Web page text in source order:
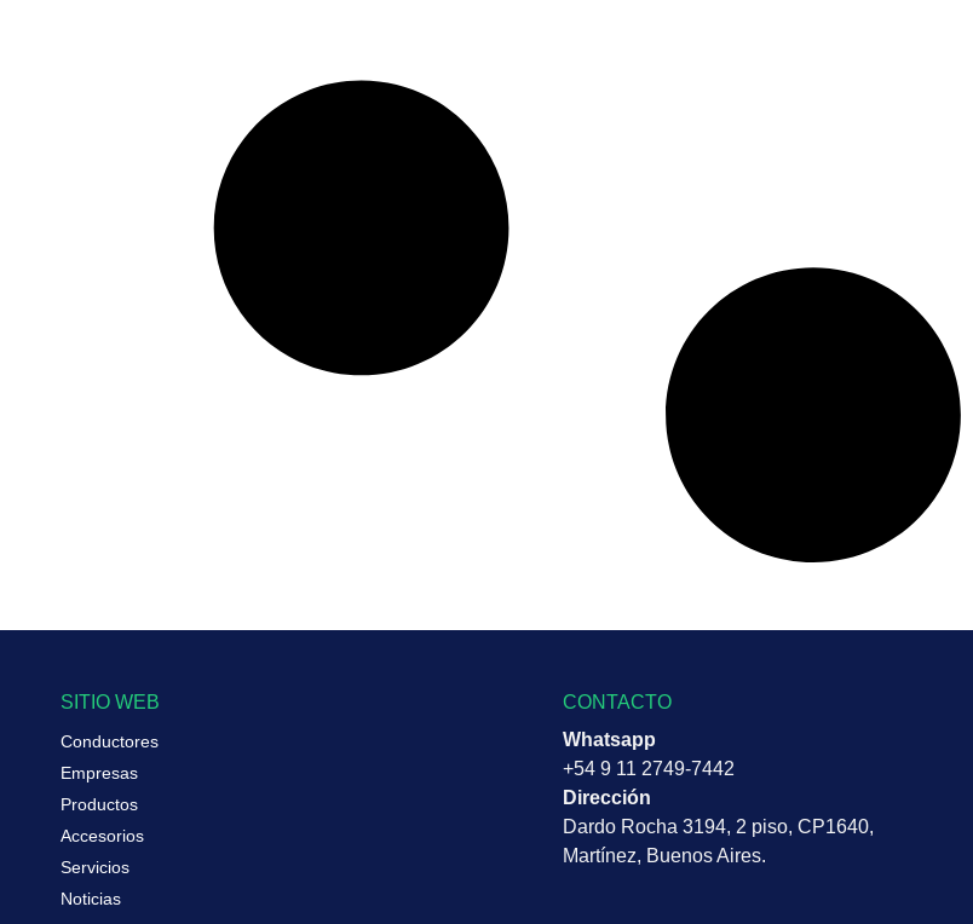
SITIO WEB
Conductores
Empresas
Productos
Accesorios
Servicios
Noticias
CONTACTO
Whatsapp
+54 9 11 2749-7442
Dirección
Dardo Rocha 3194, 2 piso, CP1640,
Martínez, Buenos Aires.